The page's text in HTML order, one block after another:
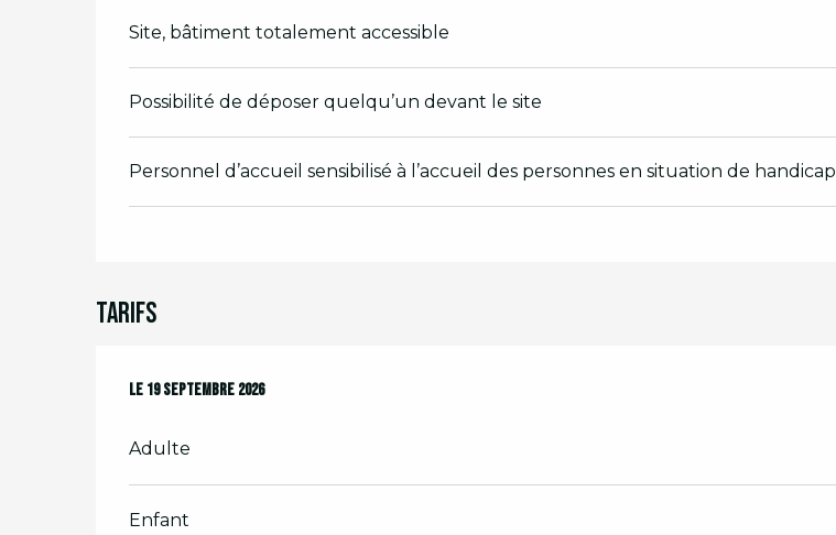
Site, bâtiment totalement accessible
Possibilité de déposer quelqu’un devant le site
Personnel d’accueil sensibilisé à l’accueil des personnes en situation de handicap
Tarifs
Le 19 septembre 2026
Le 19 septembre 2026
Adulte
Enfant